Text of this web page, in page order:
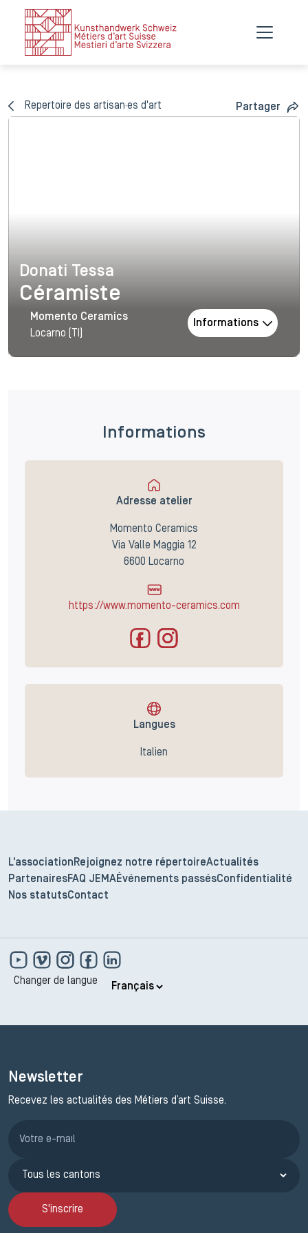
Repertoire des artisan·es d'art Partager
Donati Tessa
Donati Tessa
Céramiste
Momento Ceramics
Locarno (TI)
Informations
Informations
Adresse atelier
Momento Ceramics
Via Valle Maggia 12
6600 Locarno
https://www.momento-ceramics.com
Langues
Italien
L'association Rejoignez notre répertoireActualités
PartenairesFAQ JEMAÉvénements passésConfidentialité
Nos statutsContact
Changer de langue
Newsletter
Recevez les actualités des Métiers d’art Suisse.
S'inscrire